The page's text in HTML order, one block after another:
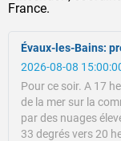
France.
Évaux-les-Bains:
2026-08-08
Pour ce soir. A 17
de la mer sur la
par des nuages
33 degrés vers 20